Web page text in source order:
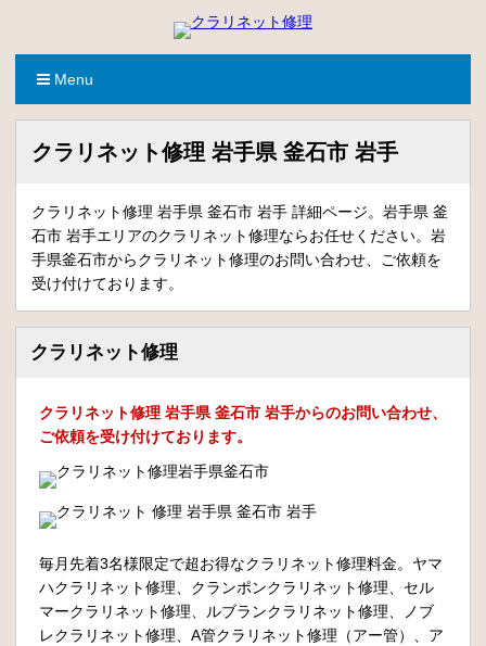
Menu
クラリネット修理 岩手県 釜石市 岩手
クラリネット修理 岩手県 釜石市 岩手 詳細ページ。岩手県 釜
石市 岩手エリアのクラリネット修理ならお任せください。岩
手県釜石市からクラリネット修理のお問い合わせ、ご依頼を
受け付けております。
クラリネット修理
クラリネット修理 岩手県 釜石市 岩手からのお問い合わせ、
ご依頼を受け付けております。
毎月先着3名様限定で超お得なクラリネット修理料金。ヤマ
ハクラリネット修理、クランポンクラリネット修理、セル
マークラリネット修理、ルブランクラリネット修理、ノブ
レクラリネット修理、A管クラリネット修理（アー管）、ア